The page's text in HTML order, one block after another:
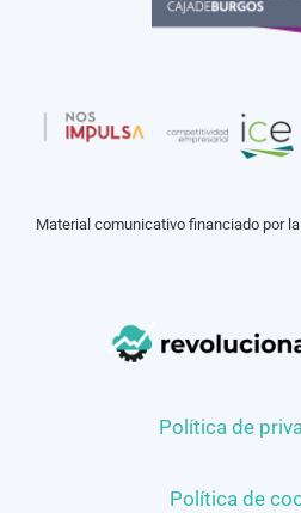
Material comunicativo financiado por
Política de
Política de